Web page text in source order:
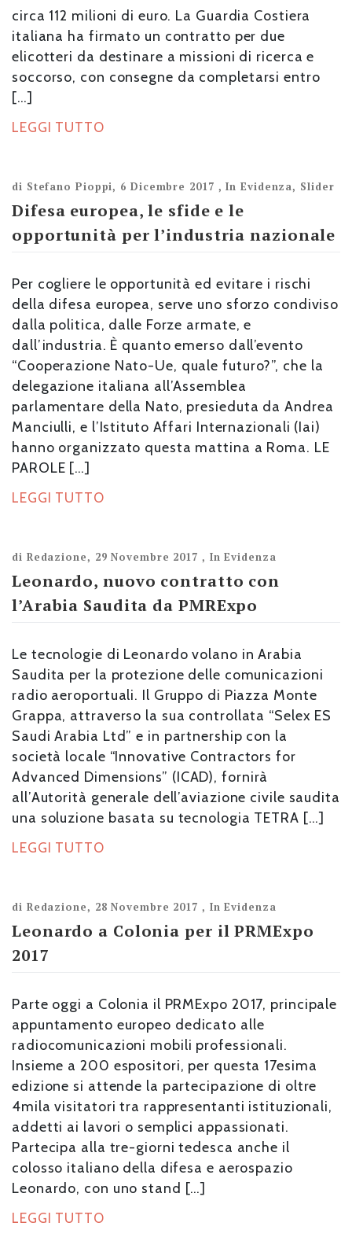
circa 112 milioni di euro. La Guardia Costiera
italiana ha firmato un contratto per due
elicotteri da destinare a missioni di ricerca e
soccorso, con consegne da completarsi entro
[…]
LEGGI TUTTO
di Stefano Pioppi, 6 Dicembre 2017 ,In Evidenza, Slider
Difesa europea, le sfide e le
opportunità per l’industria nazionale
Per cogliere le opportunità ed evitare i rischi
della difesa europea, serve uno sforzo condiviso
dalla politica, dalle Forze armate, e
dall’industria. È quanto emerso dall’evento
“Cooperazione Nato-Ue, quale futuro?”, che la
delegazione italiana all’Assemblea
parlamentare della Nato, presieduta da Andrea
Manciulli, e l’Istituto Affari Internazionali (Iai)
hanno organizzato questa mattina a Roma. LE
PAROLE […]
LEGGI TUTTO
di Redazione, 29 Novembre 2017 , In Evidenza
Leonardo, nuovo contratto con
l’Arabia Saudita da PMRExpo
Le tecnologie di Leonardo volano in Arabia
Saudita per la protezione delle comunicazioni
radio aeroportuali. Il Gruppo di Piazza Monte
Grappa, attraverso la sua controllata “Selex ES
Saudi Arabia Ltd” e in partnership con la
società locale “Innovative Contractors for
Advanced Dimensions” (ICAD), fornirà
all’Autorità generale dell’aviazione civile saudita
una soluzione basata su tecnologia TETRA […]
LEGGI TUTTO
di Redazione, 28 Novembre 2017 , In Evidenza
Leonardo a Colonia per il PRMExpo
2017
Parte oggi a Colonia il PRMExpo 2017, principale
appuntamento europeo dedicato alle
radiocomunicazioni mobili professionali.
Insieme a 200 espositori, per questa 17esima
edizione si attende la partecipazione di oltre
4mila visitatori tra rappresentanti istituzionali,
addetti ai lavori o semplici appassionati.
Partecipa alla tre-giorni tedesca anche il
colosso italiano della difesa e aerospazio
Leonardo, con uno stand […]
LEGGI TUTTO